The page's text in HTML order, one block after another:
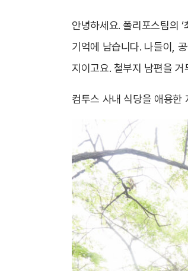
안녕하세요. 폴리포스팀의 ‘
기억에 남습니다. 나들이,
지이고요. 철부지 남편을
컴투스 사내 식당을 애용한